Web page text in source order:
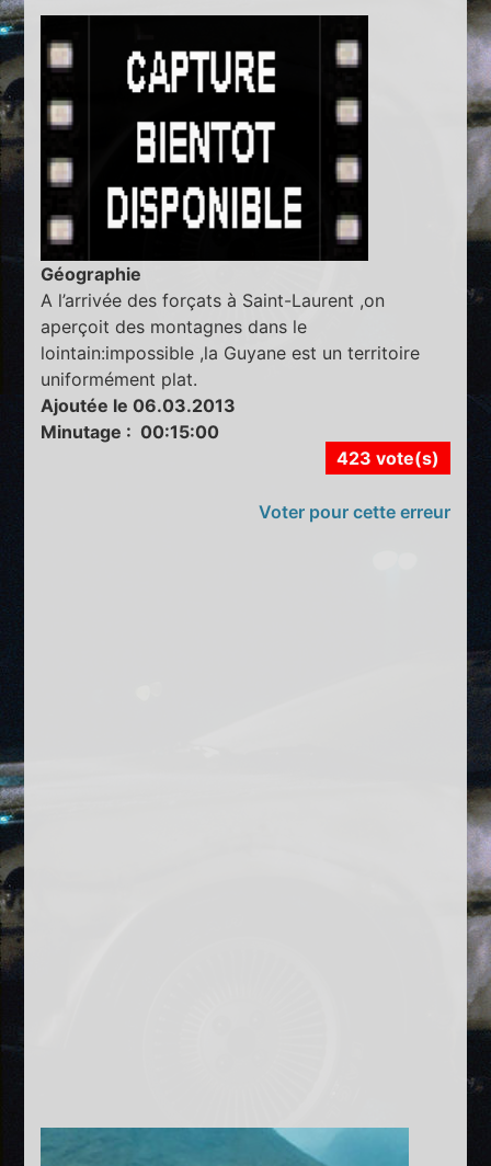
Géographie
A l’arrivée des forçats à Saint-Laurent ,on
aperçoit des montagnes dans le
lointain:impossible ,la Guyane est un territoire
uniformément plat.
Ajoutée le 06.03.2013
Minutage : 00:15:00
423 vote(s)
Voter pour cette erreur